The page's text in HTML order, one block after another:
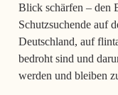
Blick schärfen – den
Schutzsuchende auf
Deutschland, auf
bedroht sind und
werden und bleiben